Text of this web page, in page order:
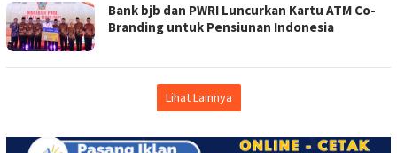
Bank bjb dan PWRI Luncurkan Kartu ATM Co-
Branding untuk Pensiunan Indonesia
Lihat Lainnya